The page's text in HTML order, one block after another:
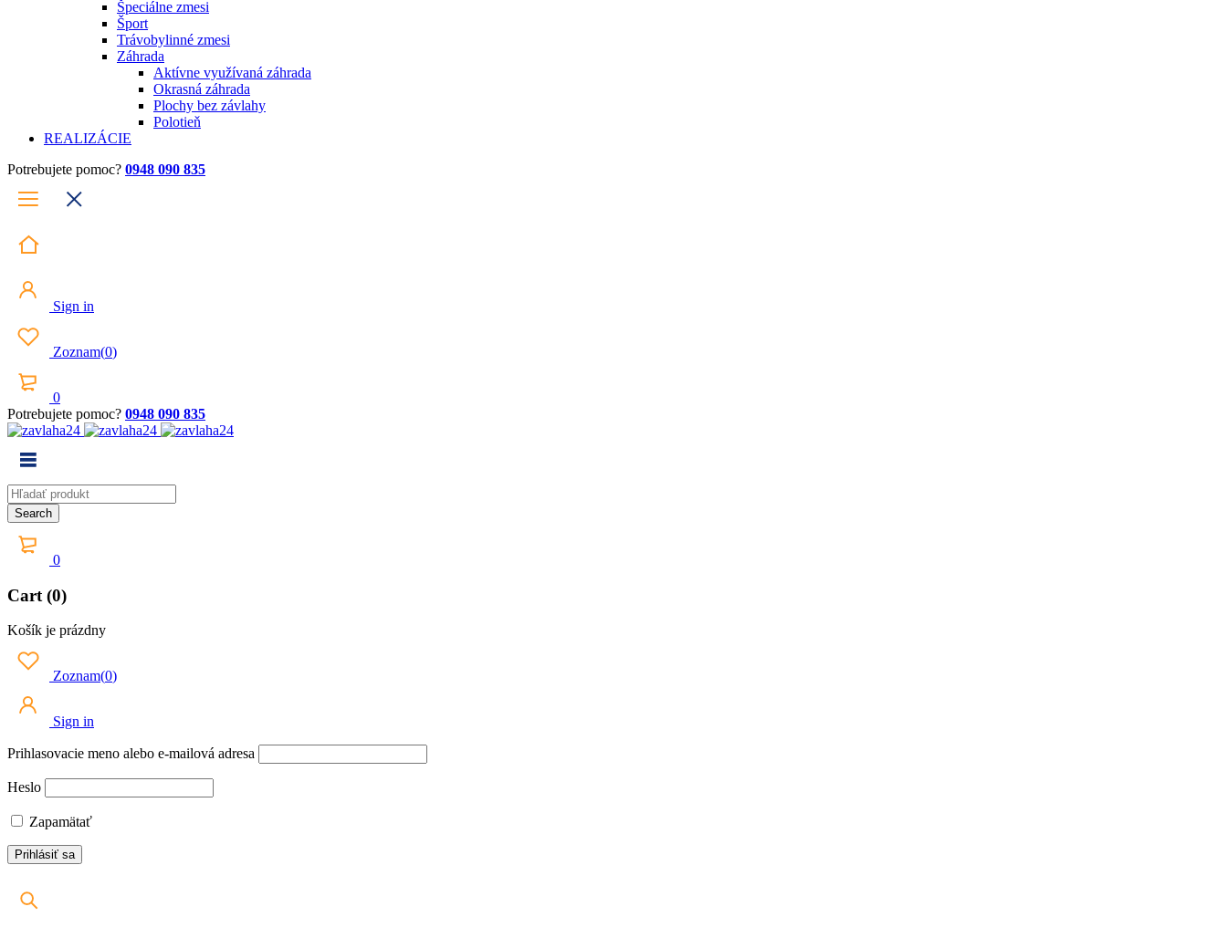
Špeciálne zmesi
Šport
Trávobylinné zmesi
Záhrada
Aktívne využívaná záhrada
Okrasná záhrada
Plochy bez závlahy
Polotieň
REALIZÁCIE
Potrebujete pomoc? 0948 090 835
Sign in
Zoznam(0)
0
Potrebujete pomoc? 0948 090 835
0
Cart (0)
Košík je prázdny
Zoznam(0)
Sign in
Prihlasovacie meno alebo e-mailová adresa
Heslo
Zapamätať